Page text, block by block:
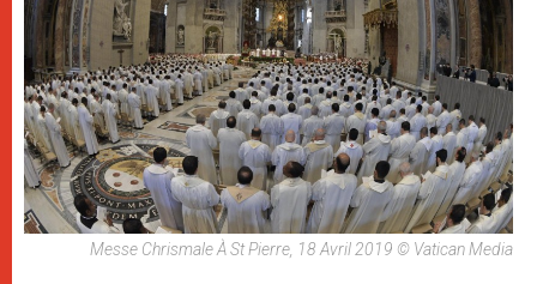
Messe Chrismale À St Pierre, 18 Avril 2019 © Vatican Media